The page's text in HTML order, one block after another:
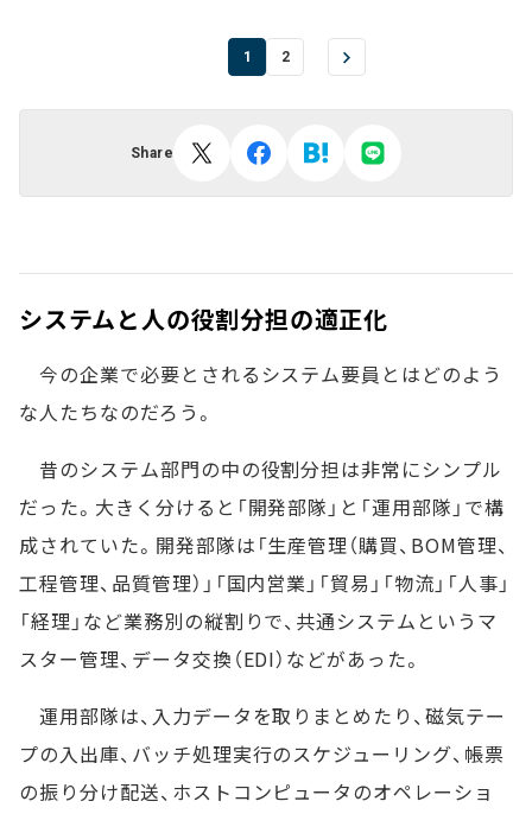
1 2
Share
システムと人の役割分担の適正化
今の企業で必要とされるシステム要員とはどのよう
な人たちなのだろう。
昔のシステム部門の中の役割分担は非常にシンプル
だった。大きく分けると「開発部隊」と「運用部隊」で構
成されていた。開発部隊は「生産管理（購買、BOM管理、
工程管理、品質管理）」「国内営業」「貿易」「物流」「人事」
「経理」など業務別の縦割りで、共通システムというマ
スター管理、データ交換（EDI）などがあった。
運用部隊は、入力データを取りまとめたり、磁気テー
プの入出庫、バッチ処理実行のスケジューリング、帳票
の振り分け配送、ホストコンピュータのオペレーショ